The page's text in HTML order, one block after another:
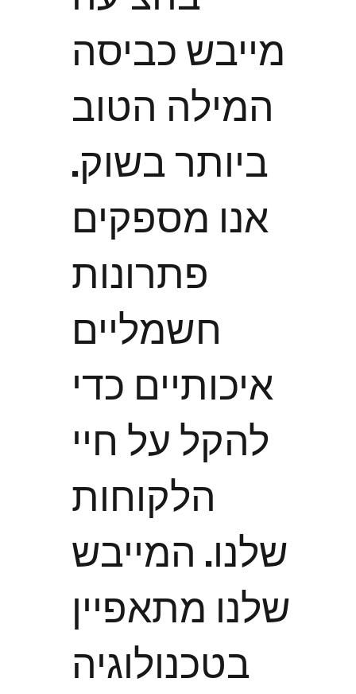
מייבש כביסה
המילה הטוב
ביותר בשוק.
אנו מספקים
פתרונות
חשמליים
איכותיים כדי
להקל על חיי
הלקוחות
שלנו. המייבש
שלנו מתאפיין
בטכנולוגיה